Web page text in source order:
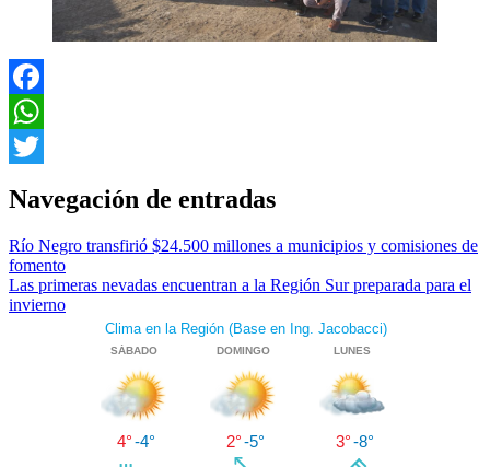
Facebook
WhatsApp
Navegación de entradas
Río Negro transfirió $24.500 millones a municipios y comisiones de
fomento
Las primeras nevadas encuentran a la Región Sur preparada para el
invierno